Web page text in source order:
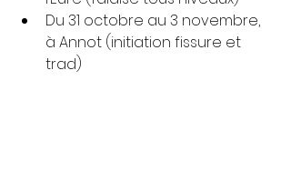
Du 31 octobre au 3 novembre,
à Annot (initiation fissure et
trad)